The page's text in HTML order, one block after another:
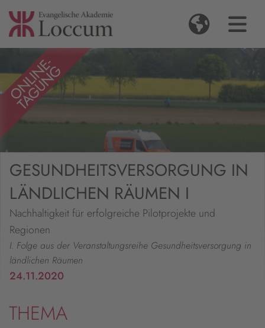
GESUNDHEITSVERSORGUNG IN
LÄNDLICHEN RÄUMEN I
Nachhaltigkeit für erfolgreiche Pilotprojekte und
Regionen
I. Folge aus der Veranstaltungsreihe Gesundheitsversorgung in
ländlichen Räumen
24.11.2020
THEMA